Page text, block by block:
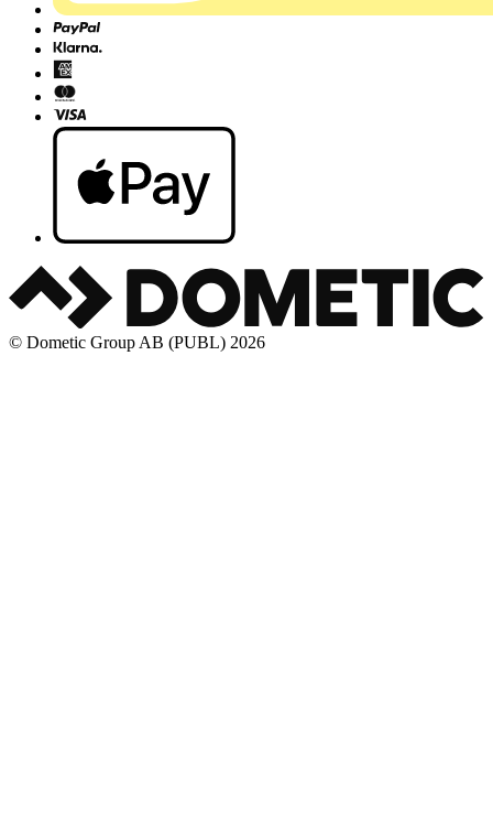
© Dometic Group AB (PUBL) 2026